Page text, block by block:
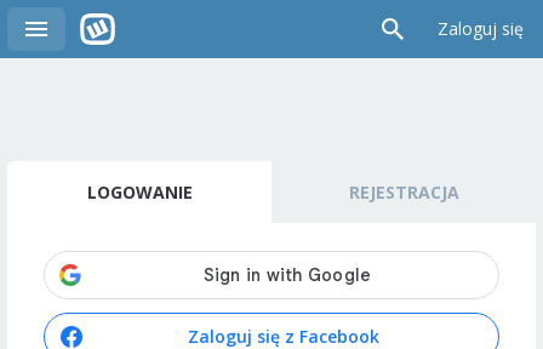
Zaloguj się
LOGOWANIE REJESTRACJA
Zaloguj się z Facebook